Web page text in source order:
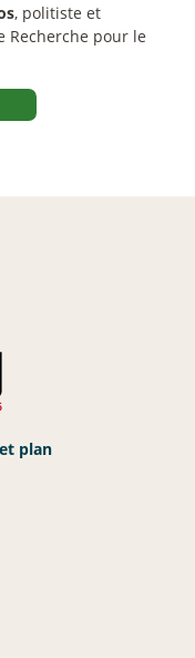
, politiste et
Recherche pour le
plan